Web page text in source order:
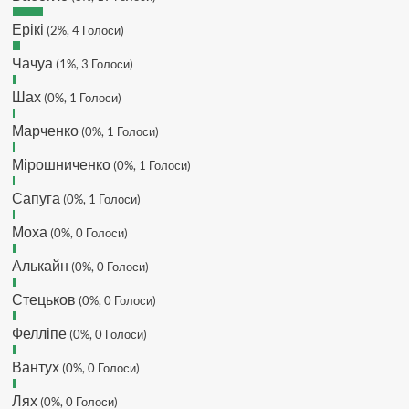
Makiavelli :
MaRiO :Трансфери такі шо слів
провалу 🙁
Hatsyk:Makiavelli, вітаємо на
буде ще активніший з часом)
Hatsyk:Та Кузик ще ок, а
перспективи, хз хз
SVAT :
трансляцію товарняка з Минаєм
https://www.youtube.com/live/Qb1ebGeOfZ8?
si=GU46Q4zlJQd2L-W8
Hatsyk:А ще на сайті триває
посилання?
Ерікі (2%, 4 Голоси)
Чачуа (1%, 3 Голоси)
Шах (0%, 1 Голоси)
Марченко (0%, 1 Голоси)
Мірошниченко (0%, 1 Голоси)
Сапуга (0%, 1 Голоси)
Моха (0%, 0 Голоси)
Алькайн (0%, 0 Голоси)
Стецьков (0%, 0 Голоси)
Фелліпе (0%, 0 Голоси)
Вантух (0%, 0 Голоси)
Лях (0%, 0 Голоси)